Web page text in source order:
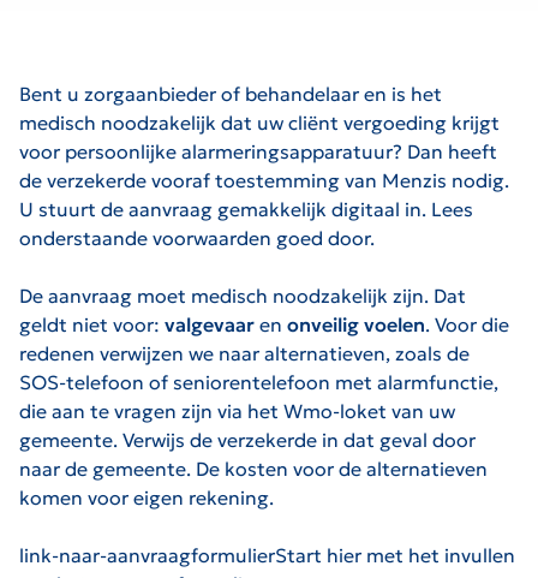
Bent u zorgaanbieder of behandelaar en is het
medisch noodzakelijk dat uw cliënt vergoeding krijgt
voor persoonlijke alarmeringsapparatuur? Dan heeft
de verzekerde vooraf toestemming van Menzis nodig.
U stuurt de aanvraag gemakkelijk digitaal in. Lees
onderstaande voorwaarden goed door.
De aanvraag moet medisch noodzakelijk zijn. Dat
geldt niet voor: valgevaar en onveilig voelen. Voor die
redenen verwijzen we naar alternatieven, zoals de
SOS-telefoon of seniorentelefoon met alarmfunctie,
die aan te vragen zijn via het Wmo-loket van uw
gemeente. Verwijs de verzekerde in dat geval door
naar de gemeente. De kosten voor de alternatieven
komen voor eigen rekening.
link-naar-aanvraagformulierStart hier met het invullen